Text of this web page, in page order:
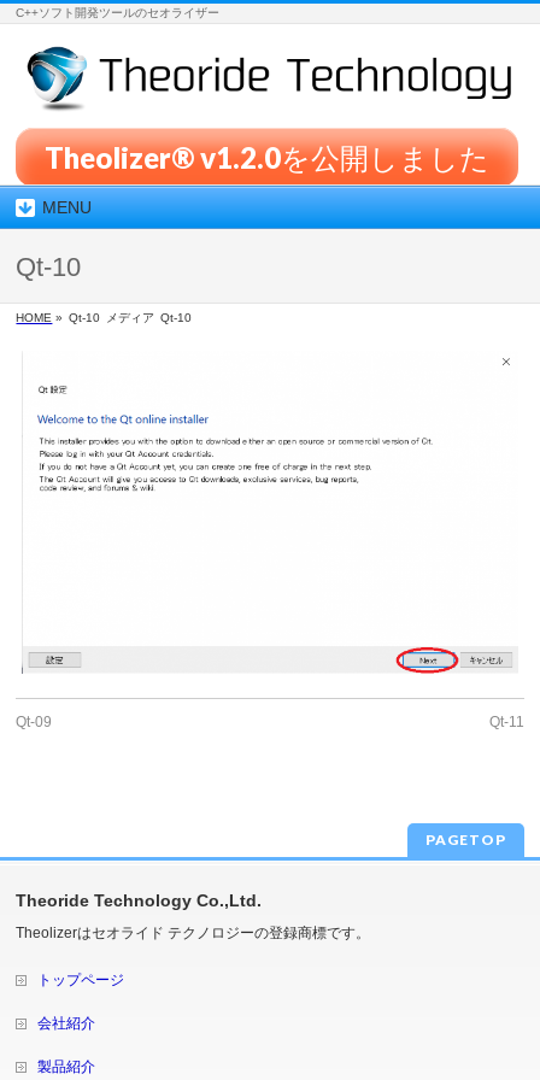
C++ソフト開発ツールのセオライザー
Theolizer® v1.2.0を公開しました
MENU
Qt-10
HOME » Qt-10 メディア Qt-10
Qt-09 Qt-11
PAGETOP
Theoride Technology Co.,Ltd.
Theolizerはセオライド テクノロジーの登録商標です。
トップページ
会社紹介
製品紹介